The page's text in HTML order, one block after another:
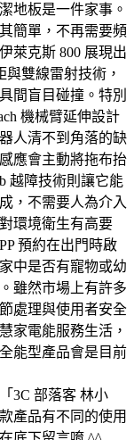
地板是一件家事。
簡單，不再需要頻
萊克斯 800 展現出
雙線雷射技術，
間盲目碰撞。特別
機械臂延伸設計
人清不到角落的缺
應會主動將拖布抬
越障技術則讓它能
，不需要人為介入
環境衛生有高要
預約在出門時啟
中是否有寵物或幼
雖然市場上有許多
處理與使用者安全
家電能服務生活，
能型產品會是目前
3C 部落客 林小
產品有不同的使用